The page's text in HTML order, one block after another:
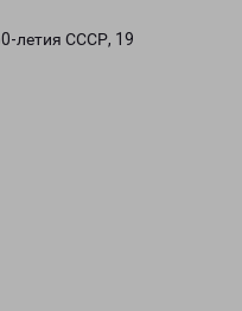
летия СССР, 19